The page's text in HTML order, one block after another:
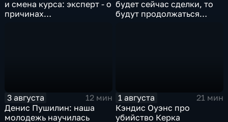
и смена курса: эксперт - о
причинах
будет сейчас сделки, то
будут продолжаться
3 августа
12 мин
Денис Пушилин: наша
молодежь научилась
1 августа
21 мин
Кэндис Оуэнс про
убийство Керка